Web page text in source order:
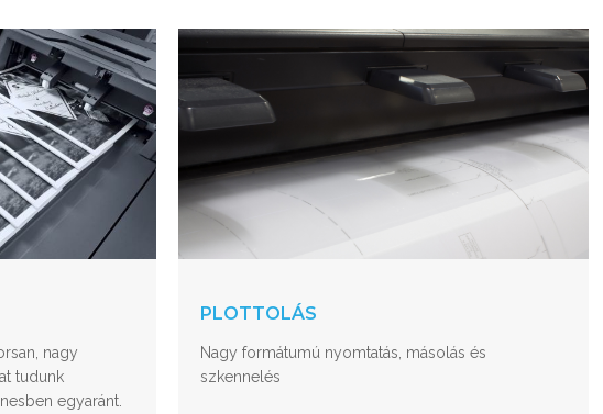
nagy
tudunk
egyaránt.
PLOTTOLÁS
Nagy formátumú nyomtatás, másolás és
szkennelés